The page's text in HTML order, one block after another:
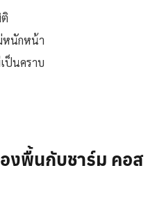
หนักหน้า
ป็นคราบ
งพื้นกับชาร์ม คอส